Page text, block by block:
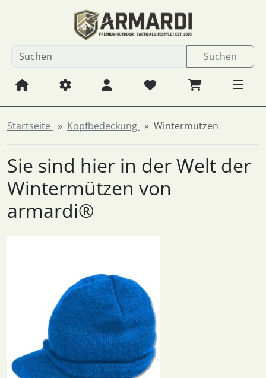
Sprungnavigation
Springe zum Inhalt Springe zur Navigation
Suchen
Startseite Kopfbedeckung Wintermützen
Sie sind hier in der Welt der
Wintermützen von
armardi®